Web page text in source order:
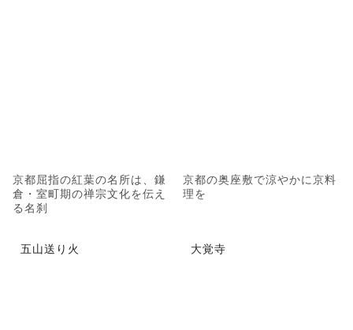
京都屈指の紅葉の名所は、鎌
倉・室町期の禅宗文化を伝え
る名刹
京都の奥座敷で涼やかに京料
理を
五山送り火 大覚寺